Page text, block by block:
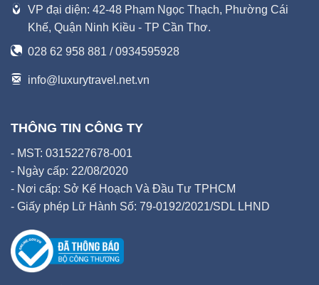
VP đại diện: 42-48 Phạm Ngọc Thạch, Phường Cái
Khế, Quận Ninh Kiều - TP Cần Thơ.
028 62 958 881 / 0934595928
info@luxurytravel.net.vn
THÔNG TIN CÔNG TY
- MST: 0315227678-001
- Ngày cấp: 22/08/2020
- Nơi cấp: Sở Kế Hoạch Và Đầu Tư TPHCM
- Giấy phép Lữ Hành Số: 79-0192/2021/SDL LHND